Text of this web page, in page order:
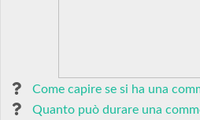
Come capire se si ha una
Quanto può durare una